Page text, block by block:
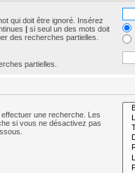
qui doit être ignoré. Insérez
| si seul un des mots doit
des recherches partielles.
partielles.
une recherche. Les
si vous ne désactivez pas